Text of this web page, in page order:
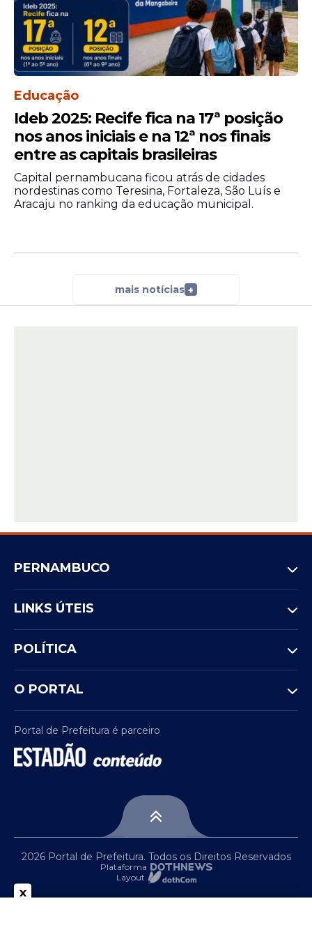
Educação
Ideb 2025: Recife fica na 17ª posição
nos anos iniciais e na 12ª nos finais
entre as capitais brasileiras
Capital pernambucana ficou atrás de cidades
nordestinas como Teresina, Fortaleza, São Luís e
Aracaju no ranking da educação municipal.
mais notícias +
PERNAMBUCO
LINKS ÚTEIS
POLÍTICA
O PORTAL
Portal de Prefeitura é parceiro
2026 Portal de Prefeitura. Todos os Direitos Reservados
Plataforma
Layout
x